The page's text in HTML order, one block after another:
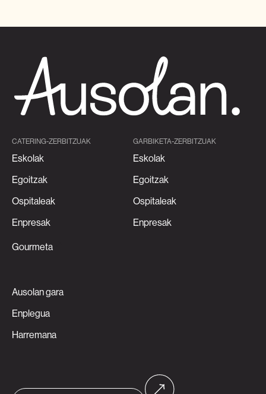
CATERING-ZERBITZUAK
Eskolak
Egoitzak
Ospitaleak
Enpresak
Gourmeta
GARBIKETA-ZERBITZUAK
Eskolak
Egoitzak
Ospitaleak
Enpresak
Ausolan gara
Enplegua
Harremana